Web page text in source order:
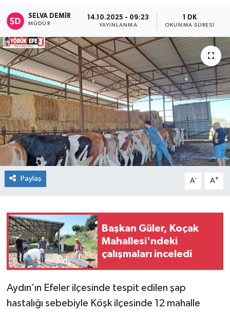
SELVA DEMIR
MÜDÜR
14.10.2025 - 09:23
YAYINLANMA
1 DK
OKUNMA SÜRESI
Paylaş A- A+
Başkan Güler, Koçak
Mahallesi'ndeki
çalışmaları inceledi
Aydın’ın Efeler ilçesinde tespit edilen şap
hastalığı sebebiyle Köşk ilçesinde 12 mahalle